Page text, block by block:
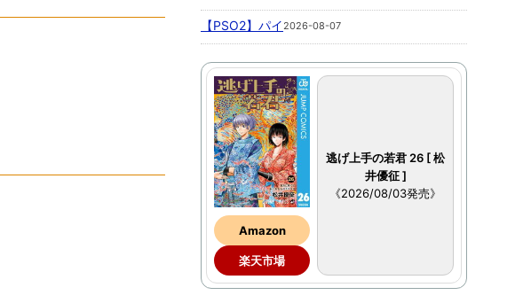
【PSO2】パイ2026-08-07
Amazon
楽天市場
逃げ上手の若君 26 [ 松
井優征 ]
《2026/08/03発売》